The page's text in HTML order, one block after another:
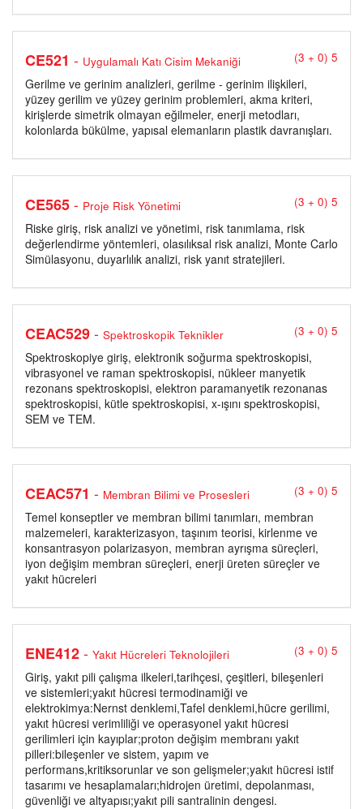
CE521 - Uygulamalı Katı Cisim Mekaniği (3 + 0) 5
Gerilme ve gerinim analizleri, gerilme - gerinim ilişkileri,
yüzey gerilim ve yüzey gerinim problemleri, akma kriteri,
kirişlerde simetrik olmayan eğilmeler, enerji metodları,
kolonlarda bükülme, yapısal elemanların plastik davranışları.
CE565- Proje Risk Yönetimi (3 + 0) 5
Riske giriş, risk analizi ve yönetimi, risk tanımlama, risk
değerlendirme yöntemleri, olasılıksal risk analizi, Monte Carlo
Simülasyonu, duyarlılık analizi, risk yanıt stratejileri.
CEAC529- Spektroskopik Teknikler (3 + 0) 5
Spektroskopiye giriş, elektronik soğurma spektroskopisi,
vibrasyonel ve raman spektroskopisi, nükleer manyetik
rezonans spektroskopisi, elektron paramanyetik rezonanas
spektroskopisi, kütle spektroskopisi, x-ışını spektroskopisi,
SEM ve TEM.
CEAC571 - Membran Bilimi ve Prosesleri (3 + 0) 5
Temel konseptler ve membran bilimi tanımları, membran
malzemeleri, karakterizasyon, taşınım teorisi, kirlenme ve
konsantrasyon polarizasyon, membran ayrışma süreçleri,
iyon değişim membran süreçleri, enerji üreten süreçler ve
yakıt hücreleri
ENE412- Yakıt Hücreleri Teknolojileri (3 + 0) 5
Giriş, yakıt pili çalışma ilkeleri,tarihçesi, çeşitleri, bileşenleri
ve sistemleri;yakıt hücresi termodinamiği ve
elektrokimya:Nernst denklemi,Tafel denklemi,hücre gerilimi,
yakıt hücresi verimliliği ve operasyonel yakıt hücresi
gerilimleri için kayıplar;proton değişim membranı yakıt
pilleri:bileşenler ve sistem, yapım ve
performans,kritiksorunlar ve son gelişmeler;yakıt hücresi istif
tasarımı ve hesaplamaları;hidrojen üretimi, depolanması,
güvenliği ve altyapısı;yakıt pili santralinin dengesi.